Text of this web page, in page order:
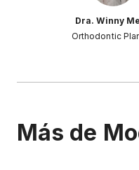
Dra. Winny
Orthodontic
Más de